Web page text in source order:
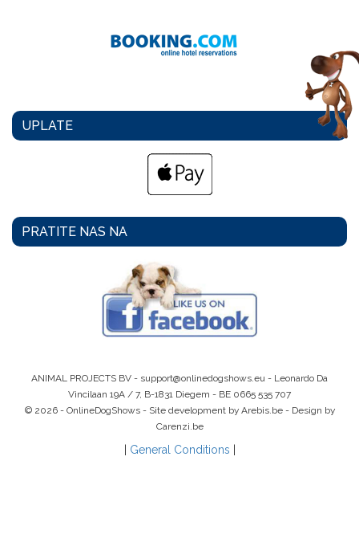
UPLATE
PRATITE NAS NA
ANIMAL PROJECTS BV - support@onlinedogshows.eu - Leonardo Da
Vincilaan 19A / 7, B-1831 Diegem - BE 0665 535 707
© 2026 - OnlineDogShows - Site development by Arebis.be - Design by
Carenzi.be
General Conditions